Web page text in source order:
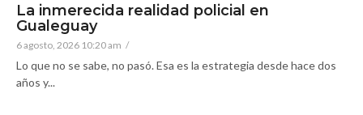
La inmerecida realidad policial en
Gualeguay
6 agosto, 2026 10:20 am /
Lo que no se sabe, no pasó. Esa es la estrategia desde hace dos
años y...